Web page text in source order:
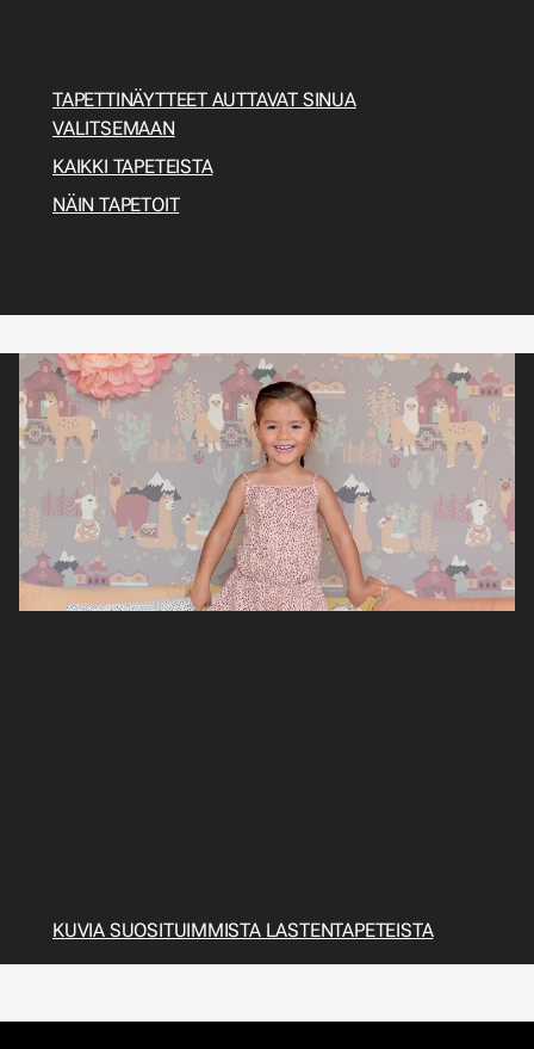
TAPETTINÄYTTEET AUTTAVAT SINUA
VALITSEMAAN
KAIKKI TAPETEISTA
NÄIN TAPETOIT
KUVIA SUOSITUIMMISTA LASTENTAPETEISTA